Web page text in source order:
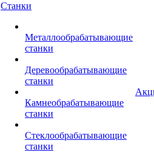
Станки
Металлообрабатывающие
станки
Деревообрабатывающие
станки
Камнеобрабатывающие
станки
Стеклообрабатывающие
станки